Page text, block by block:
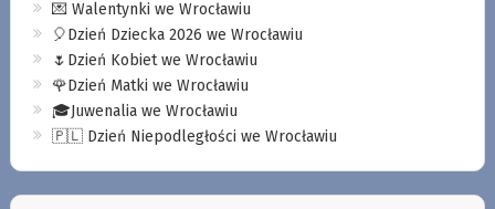
💌 Walentynki we Wrocławiu
🎈Dzień Dziecka 2026 we Wrocławiu
🌷Dzień Kobiet we Wrocławiu
🌹Dzień Matki we Wrocławiu
🎓Juwenalia we Wrocławiu
🇵🇱 Dzień Niepodległości we Wrocławiu